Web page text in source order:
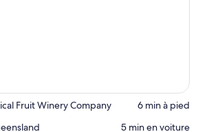
Fruit Winery Company
‪6 min à pied‬
‪5 min en voiture‬